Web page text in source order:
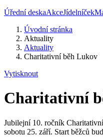
Úřední deskaAkceJídelníček
Úvodní stránka
Aktuality
Aktuality
Charitativní běh Lukov
Vytisknout
Charitativní
Jubilejní 10. ročník
sobotu 25. září. Start běžců